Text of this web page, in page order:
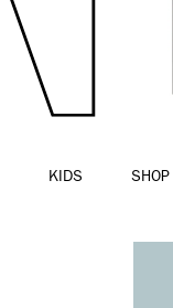
KIDS SHOP